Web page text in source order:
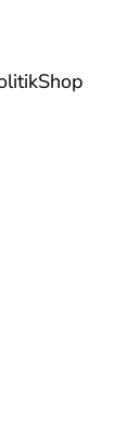
Shop
Verträge